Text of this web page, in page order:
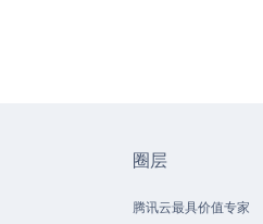
圈层
腾讯云最具价值专家